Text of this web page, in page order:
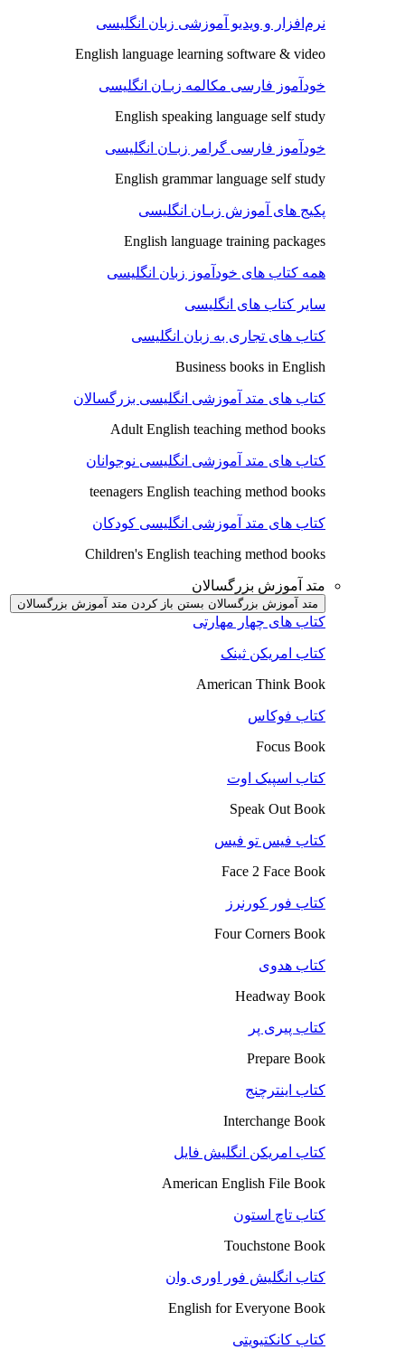
نرم‌افزار و ویدیو آموزشی زبان انگلیسی
English language learning software & video
خودآموز فارسی مکالمه زبـان انگلیسی
English speaking language self study
خودآموز فارسی گرامر زبـان انگلیسی
English grammar language self study
پکیج های آموزش زبـان انگلیسی
English language training packages
همه کتاب های خودآموز زبان انگلیسی
سایر کتاب های انگلیسی
کتاب های تجاری به زبان انگلیسی
Business books in English
کتاب های متد آموزشی انگلیسی بزرگسالان
Adult English teaching method books
کتاب های متد آموزشی انگلیسی نوجوانان
teenagers English teaching method books
کتاب های متد آموزشی انگلیسی کودکان
Children's English teaching method books
متد آموزش بزرگسالان
متد آموزش بزرگسالان بستن باز کردن متد آموزش بزرگسالان
کتاب های چهار مهارتی
کتاب امریکن ثینک
American Think Book
کتاب فوکاس
Focus Book
کتاب اسپیک اوت
Speak Out Book
کتاب فیس تو فیس
Face 2 Face Book
کتاب فور کورنرز
Four Corners Book
کتاب هدوی
Headway Book
کتاب پیری پر
Prepare Book
کتاب اینترچنج
Interchange Book
کتاب امریکن انگلیش فایل
American English File Book
کتاب تاچ استون
Touchstone Book
کتاب انگلیش فور اوری وان
English for Everyone Book
کتاب کانکتیویتی